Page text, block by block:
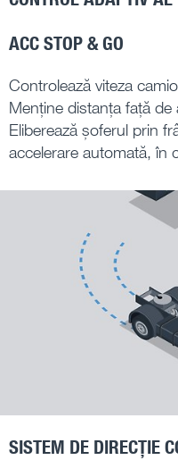
ACC STOP & GO
Controlează viteza
Menține distanța față
Eliberează șoferul prin
accelerare automată, în
SISTEM DE DIRECȚIE